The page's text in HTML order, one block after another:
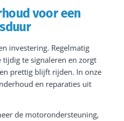
voor een
investering. Regelmatig
te signaleren en zorgt
prettig blijft rijden. In onze
en reparaties uit
de motorondersteuning,